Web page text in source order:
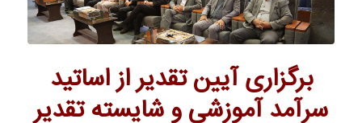
برگزاری آیین تقدیر از اساتید
سرآمد آموزشی و شایسته تقدیر